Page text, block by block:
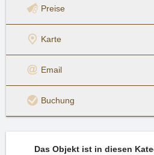
Preise
Karte
Email
Buchung
Das Objekt ist in diesen